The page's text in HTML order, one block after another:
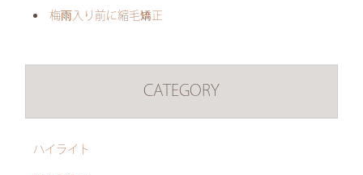
梅雨入り前に縮毛矯正
CATEGORY
ハイライト